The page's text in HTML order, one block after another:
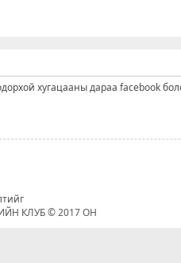
хугацааны дараа facebook
КЛУБ © 2017 ОН